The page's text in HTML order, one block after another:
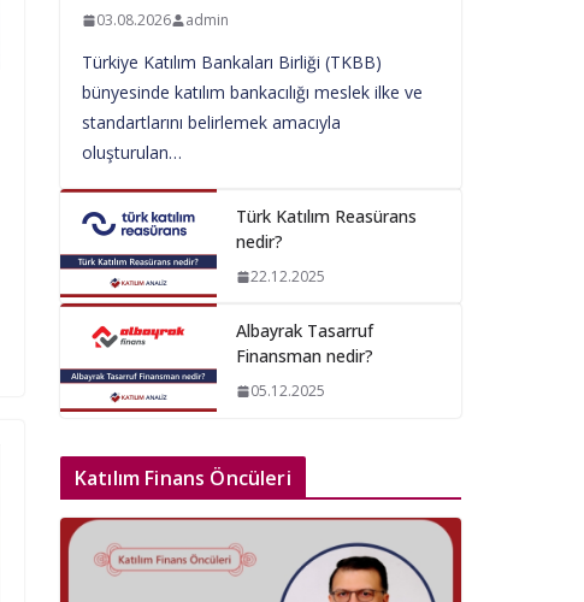
03.08.2026 admin
Türkiye Katılım Bankaları Birliği (TKBB)
bünyesinde katılım bankacılığı meslek ilke ve
standartlarını belirlemek amacıyla
oluşturulan…
Türk Katılım Reasürans
nedir?
22.12.2025
Albayrak Tasarruf
Finansman nedir?
05.12.2025
Katılım Finans Öncüleri